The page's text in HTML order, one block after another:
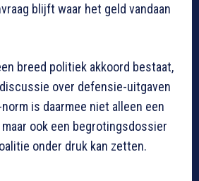
blijft waar het geld vandaan
breed politiek akkoord bestaat,
over defensie-uitgaven
norm is daarmee niet alleen een
ook een begrotingsdossier
onder druk kan zetten.